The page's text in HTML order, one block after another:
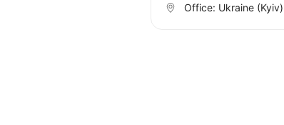
Office: Ukraine (Kyiv)